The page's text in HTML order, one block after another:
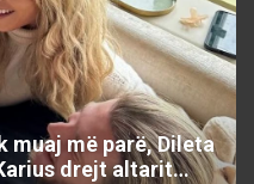
muaj më parë, Dileta
drejt altarit…